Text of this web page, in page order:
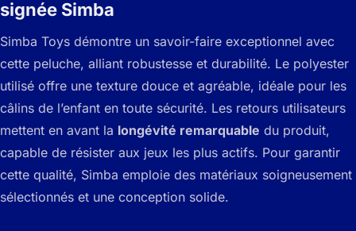
signée Simba
Simba Toys démontre un savoir-faire exceptionnel avec
cette peluche, alliant robustesse et durabilité. Le polyester
utilisé offre une texture douce et agréable, idéale pour les
câlins de l’enfant en toute sécurité. Les retours utilisateurs
mettent en avant la longévité remarquable du produit,
capable de résister aux jeux les plus actifs. Pour garantir
cette qualité, Simba emploie des matériaux soigneusement
sélectionnés et une conception solide.